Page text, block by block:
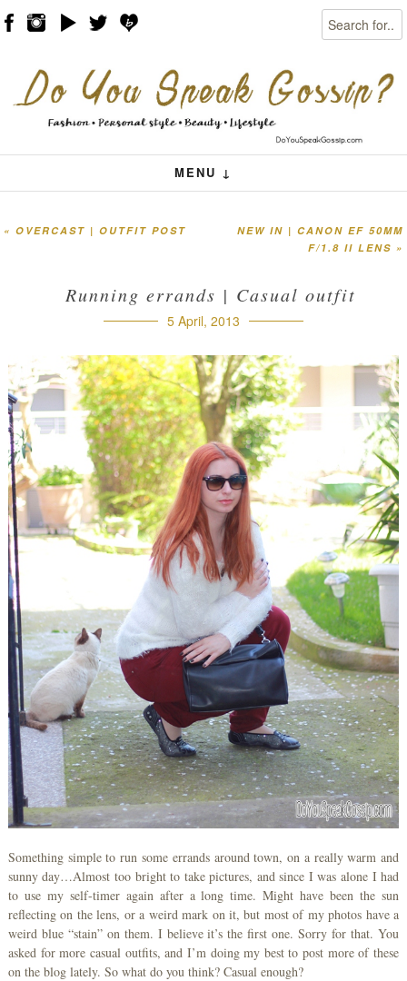
Search
MENU ↓
Menu
Skip to content
NEW IN | CANON EF 50MM
F/1.8 II LENS »
« OVERCAST | OUTFIT POST
Running errands | Casual outfit
5 April, 2013
Something simple to run some errands around town, on a really warm and
sunny day…Almost too bright to take pictures, and since I was alone I had
to use my self-timer again after a long time. Might have been the sun
reflecting on the lens, or a weird mark on it, but most of my photos have a
weird blue “stain” on them. I believe it’s the first one. Sorry for that. You
asked for more casual outfits, and I’m doing my best to post more of these
on the blog lately. So what do you think? Casual enough?